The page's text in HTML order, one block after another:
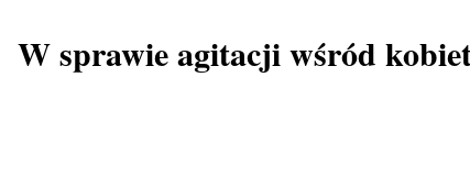
W sprawie agitacji wśród